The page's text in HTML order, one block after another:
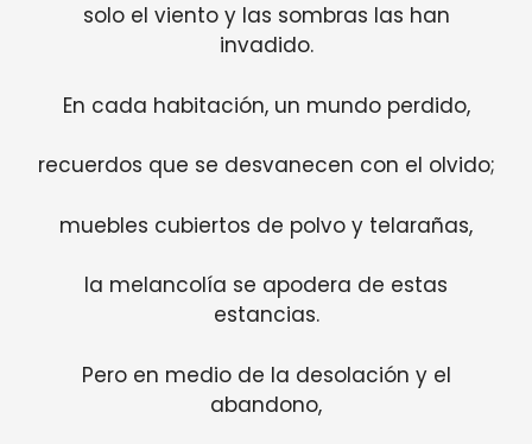
solo el viento y las sombras las han
invadido.
En cada habitación, un mundo perdido,
recuerdos que se desvanecen con el olvido;
muebles cubiertos de polvo y telarañas,
la melancolía se apodera de estas
estancias.
Pero en medio de la desolación y el
abandono,